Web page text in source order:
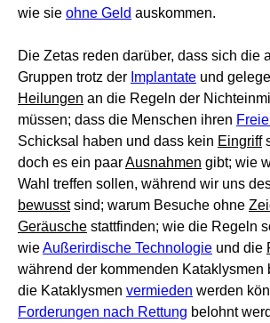
wie sie ohne Geld auskommen.
Die Zetas reden darüber, dass sich die
Gruppen trotz der Implantate und
Heilungen an die Regeln der
müssen; dass die Menschen ihren
Schicksal haben und dass kein Eingriff
doch es ein paarAusnahmen gibt; wie
Wahl treffen sollen, während wir uns
bewusstsind; warum Besuche ohne
Geräusche stattfinden; wie die Regeln
wieAußerirdische Technologie und die
während der kommenden Kataklysmen
die Kataklysmen vermieden werden
Forderungen nach Rettung belohnt